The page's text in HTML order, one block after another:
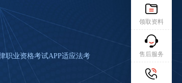
职业资格考试APP适应法考
领取资料
售后服务